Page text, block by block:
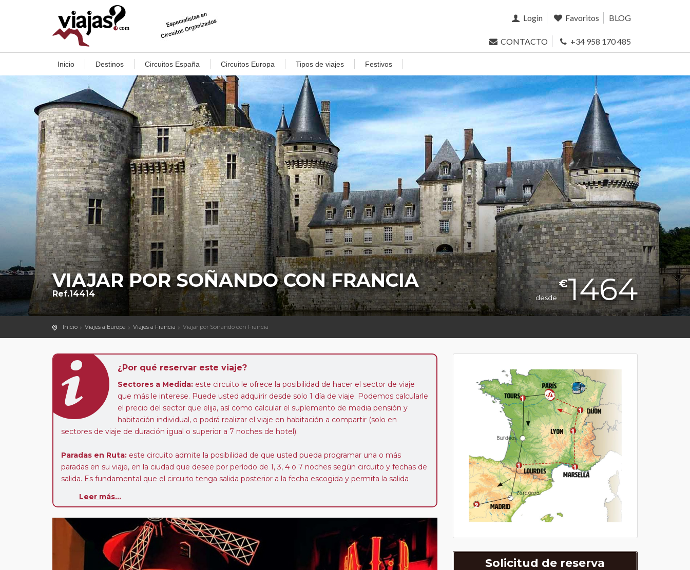
Login Favoritos BLOG
CONTACTO +34 958 170 485
Inicio Destinos Circuitos España Circuitos Europa Tipos de viajes Festivos
VIAJAR POR SOÑANDO CON FRANCIA
Ref.14414 desde
€1464
Inicio Viajes a Europa Viajes a Francia Viajar por Soñando con Francia
¿Por qué reservar este viaje?
Sectores a Medida: este circuito le ofrece la posibilidad de hacer el sector de viaje
que más le interese. Puede usted adquirir desde solo 1 día de viaje. Podemos calcularle
el precio del sector que elija, así como calcular el suplemento de media pensión y
habitación individual, o podrá realizar el viaje en habitación a compartir (solo en
sectores de viaje de duración igual o superior a 7 noches de hotel).
Paradas en Ruta: este circuito admite la posibilidad de que usted pueda programar una o más
paradas en su viaje, en la ciudad que desee por período de 1, 3, 4 o 7 noches según circuito y fechas de
salida. Es fundamental que el circuito tenga salida posterior a la fecha escogida y permita la salida
realiza para tomar otro circuito del mismo proveedor no se abonará este suplemento.
Pasajero Club:
este circuito, en cualquier época del año, ofrece a los pasajeros que ya hayan viajado
con nosotros en los últimos 3 años y que pertenezcan a nuestro Club de Pasajeros (cuya obtención se
realiza tras rellenar el cuestionario de satisfacción en "Mi viaje") o los que estén en luna de miel
contarán con un descuento del 5%.
Leer más...
Solicitud de reserva